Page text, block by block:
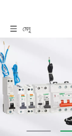
মেনু